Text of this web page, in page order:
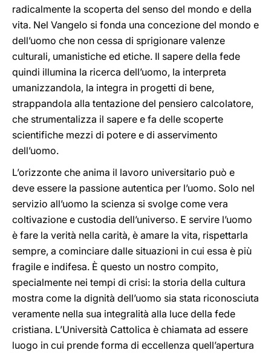
radicalmente la scoperta del senso del mondo e della
vita. Nel Vangelo si fonda una concezione del mondo e
dell’uomo che non cessa di sprigionare valenze
culturali, umanistiche ed etiche. Il sapere della fede
quindi illumina la ricerca dell’uomo, la interpreta
umanizzandola, la integra in progetti di bene,
strappandola alla tentazione del pensiero calcolatore,
che strumentalizza il sapere e fa delle scoperte
scientifiche mezzi di potere e di asservimento
dell’uomo.
L’orizzonte che anima il lavoro universitario può e
deve essere la passione autentica per l’uomo. Solo nel
servizio all’uomo la scienza si svolge come vera
coltivazione e custodia dell’universo. E servire l’uomo
è fare la verità nella carità, è amare la vita, rispettarla
sempre, a cominciare dalle situazioni in cui essa è più
fragile e indifesa. È questo un nostro compito,
specialmente nei tempi di crisi: la storia della cultura
mostra come la dignità dell’uomo sia stata riconosciuta
veramente nella sua integralità alla luce della fede
cristiana. L’Università Cattolica è chiamata ad essere
luogo in cui prende forma di eccellenza quell’apertura